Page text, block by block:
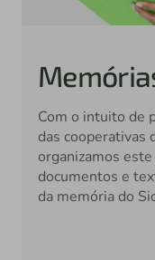
Com o intuito de
das cooperativas
organizamos
documentos e
da memória do